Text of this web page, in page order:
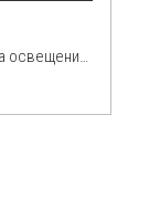
Светодиодная система освещения RGB